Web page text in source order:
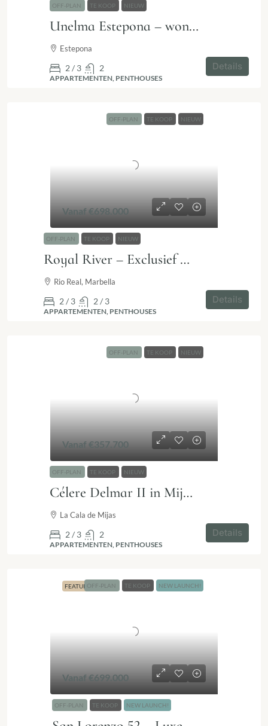
OFF-PLAN TE KOOP NIEUW
Unelma Estepona – wonen zoals je altijd hebt gedroomd
Estepona
2 / 3 2
APPARTEMENTEN, PENTHOUSES
Details
OFF-PLAN TE KOOP NIEUW
Vanaf€698.000
OFF-PLAN TE KOOP NIEUW
Royal River – Exclusief wonen in Marbella
Rio Real, Marbella
2 / 3 2 / 3
APPARTEMENTEN, PENTHOUSES
Details
OFF-PLAN TE KOOP NIEUW
Vanaf€357.700
OFF-PLAN TE KOOP NIEUW
Célere Delmar II in Mijas | Nieuwbouw tussen strand en stad
La Cala de Mijas
2 / 3 2
APPARTEMENTEN, PENTHOUSES
Details
FEATUREDOFF-PLAN TE KOOP NEW LAUNCH!
Vanaf€699.000
OFF-PLAN TE KOOP NEW LAUNCH!